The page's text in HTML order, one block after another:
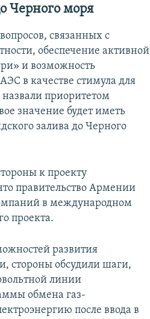
Черного моря
связанных с
обеспечение активной
и возможность
в качестве стимула для
назвали приоритетом
значение будет иметь
залива до Черного
к проекту
правительство Армении
в международном
проекта.
развития
стороны обсудили шаги,
линии
обмена газ-
после ввода в